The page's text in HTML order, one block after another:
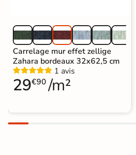
Carrelage mur effet zellige
Zahara bordeaux 32x62,5 cm
1 avis
29€90 /m²